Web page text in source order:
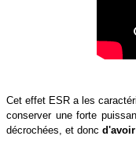
Cet effet ESR a les
conserver une forte
décrochées, et donc